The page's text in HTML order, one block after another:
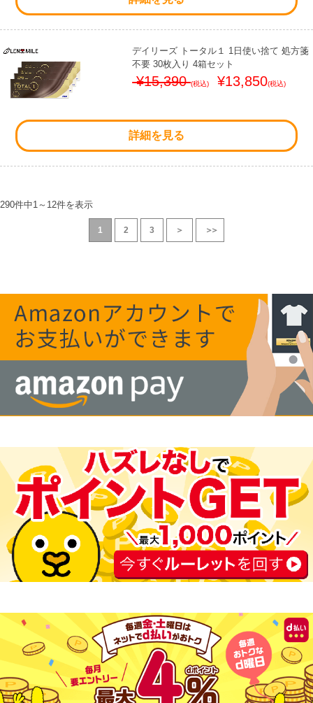
デイリーズ トータル１ 1日使い捨て 処方箋
不要 30枚入り 4箱セット
¥15,390(税込) ¥13,850(税込)
詳細を見る
290件中1 ～ 12件を表示
1 2 3 ＞ ＞＞